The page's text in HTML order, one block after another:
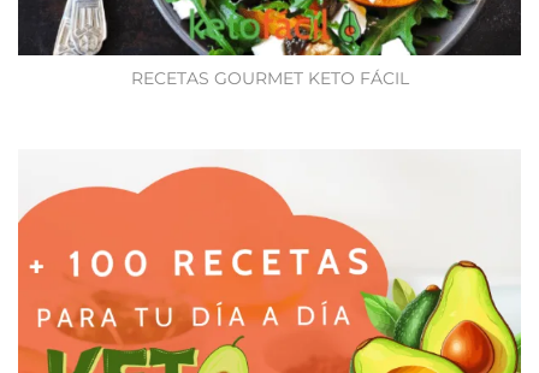
RECETAS GOURMET KETO FÁCIL